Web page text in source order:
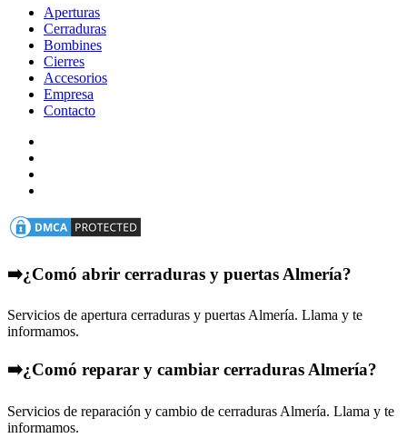
Aperturas
Cerraduras
Bombines
Cierres
Accesorios
Empresa
Contacto
➡️¿Comó abrir cerraduras y puertas Almería?
Servicios de apertura cerraduras y puertas Almería. Llama y te
informamos.
➡️¿Comó reparar y cambiar cerraduras Almería?
Servicios de reparación y cambio de cerraduras Almería. Llama y te
informamos.